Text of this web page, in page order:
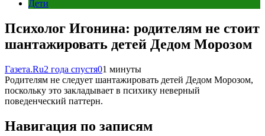
Дети
Психолог Игонина: родителям не стоит
шантажировать детей Дедом Морозом
Газета.Ru2 года спустя01 минуты
Родителям не следует шантажировать детей Дедом Морозом,
поскольку это закладывает в психику неверный
поведенческий паттерн.
Навигация по записям